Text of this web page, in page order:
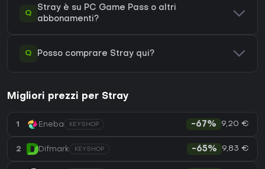
Q
Stray è su PC Game Pass o altri
abbonamenti?
Q Posso comprare Stray qui?
Migliori prezzi per Stray
1 Eneba KEYSHOP -67% 9,20 €
2 Difmark KEYSHOP -65% 9,83 €